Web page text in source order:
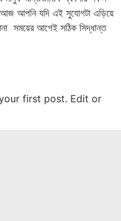
আজ আপনি যদি এই সুযোগটা এড়িয়ে
সময়ের আগেই সঠিক সিদ্ধান্ত
first post. Edit or